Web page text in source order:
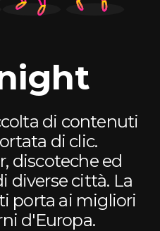
di contenuti
di clic.
discoteche ed
diverse città. La
porta ai migliori
d'Europa.